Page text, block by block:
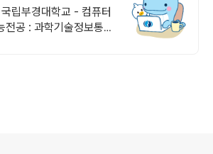
립부경대학교 - 컴퓨터
전공 : 과학기술정보통신